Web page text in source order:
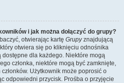
i jak można dołączyć do grupy?
otwierając kartę Grupyznajdującą
otwiera się po kliknięciu odnośnika
dostępne dla każdego. Niektóre mogą
członka, niektóre mogą być zamknięte,
Użytkownik może poprosić o
odpowiedni przycisk. Prośba o przyjęcie